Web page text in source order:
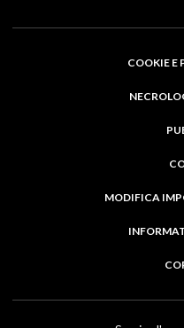
COOKIE E
MODIFICA